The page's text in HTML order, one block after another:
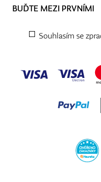
BUĎTE MEZI PRVNÍMI
Souhlasím se